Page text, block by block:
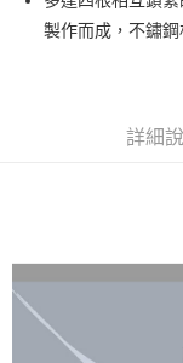
聯邦商業銀行
元大商業銀行
匯豐（台灣）商業銀
台新國際商業銀行
台灣樂天信用卡公司
國泰世華商業銀行
臺灣中小企業銀行
玉山商業銀行
Apple Pay
AFTEE先享後付
相關說明
【關於「AFTEE先享後
製作而成，不鏽
詳細